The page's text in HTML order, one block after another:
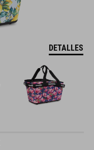
DETALLES